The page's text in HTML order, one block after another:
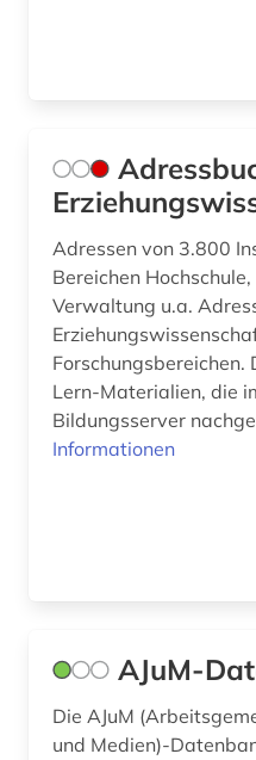
dienstleistung (4)
dienstrecht (1)
digitales spiel (1)
discovery service (1)
drittes reich (2)
drogen (1)
Adressen von 3.800
Bereichen
Verwaltung u.a.
Lern-Materialien, die
Bildungsserver
Informationen
AJuM-
Die AJuM
und Medien)-